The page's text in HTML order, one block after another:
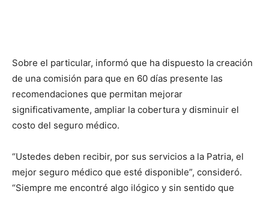
Sobre el particular, informó que ha dispuesto la creación
de una comisión para que en 60 días presente las
recomendaciones que permitan mejorar
significativamente, ampliar la cobertura y disminuir el
costo del seguro médico.
“Ustedes deben recibir, por sus servicios a la Patria, el
mejor seguro médico que esté disponible”, consideró.
“Siempre me encontré algo ilógico y sin sentido que